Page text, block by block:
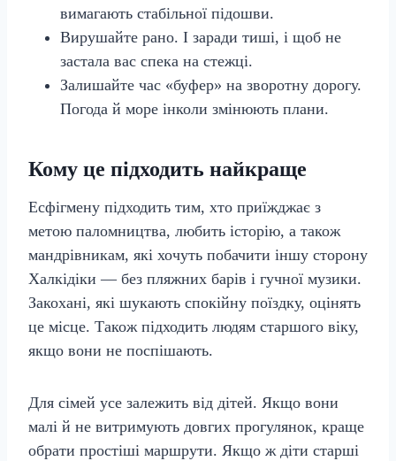
вимагають стабільної підошви.
Вирушайте рано. І заради тиші, і щоб не
застала вас спека на стежці.
Залишайте час «буфер» на зворотну дорогу.
Погода й море інколи змінюють плани.
Кому це підходить найкраще
Есфігмену підходить тим, хто приїжджає з
метою паломництва, любить історію, а також
мандрівникам, які хочуть побачити іншу сторону
Халкідіки — без пляжних барів і гучної музики.
Закохані, які шукають спокійну поїздку, оцінять
це місце. Також підходить людям старшого віку,
якщо вони не поспішають.
Для сімей усе залежить від дітей. Якщо вони
малі й не витримують довгих прогулянок, краще
обрати простіші маршрути. Якщо ж діти старші